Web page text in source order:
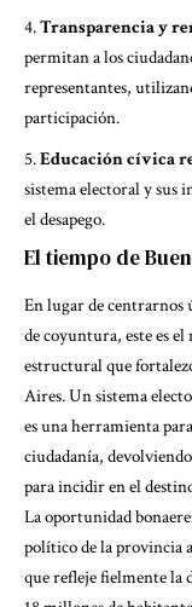
Transparencia y
permitan a los
representantes,
participación.
Educación cívica
sistema electoral y sus
el desapego.
El tiempo de
En lugar de centrarnos
de coyuntura, este es
estructural que
Aires. Un sistema
es una herramienta
ciudadanía,
para incidir en el
La oportunidad
político de la provincia
que refleje fielmente la